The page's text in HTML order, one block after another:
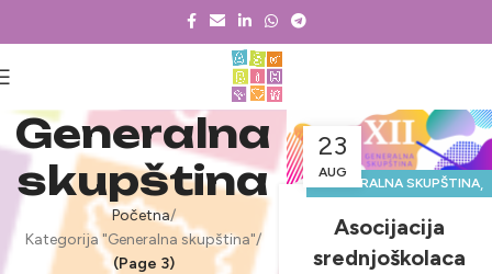
Generalna
skupština
Početna
Kategorija "Generalna skupština"
(Page 3)
23
AUG
GENERALNA SKUPŠTINA,
Asocijacija
srednjoškolaca